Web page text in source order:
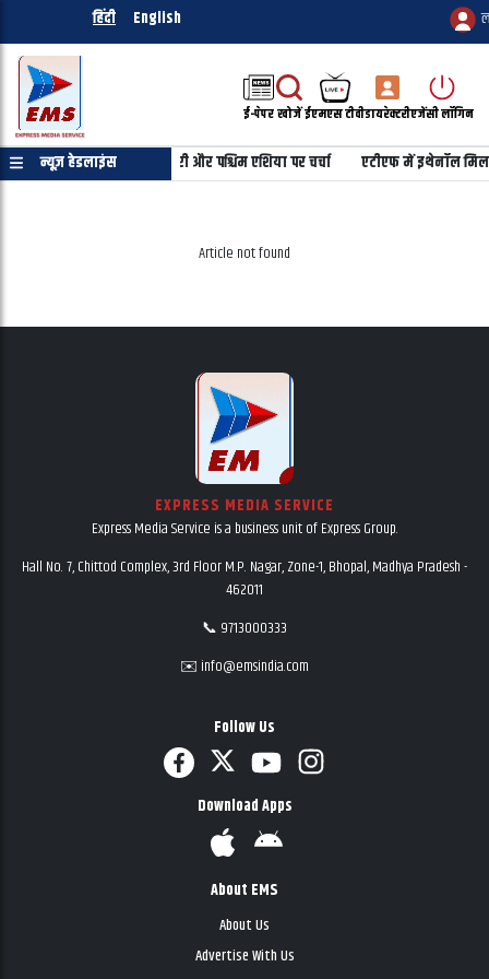
हिंदी English
ई-पेपरखोजेंईएमएस टीवीडायरेक्टरीएजेंसी लॉगिन
न्यूज़ हेडलाइंस
इजरायल रणनीतिक साझेदारी और पश्चिम एशिया पर चर्चा एटीएफ में इथेनॉल
Article not found
EXPRESS MEDIA SERVICE
Express Media Service is a business unit of Express Group.
Hall No. 7, Chittod Complex, 3rd Floor M.P. Nagar, Zone-1, Bhopal, Madhya Pradesh -
462011
📞 9713000333
✉️ info@emsindia.com
Follow Us
Download Apps
About EMS
About Us
Advertise With Us